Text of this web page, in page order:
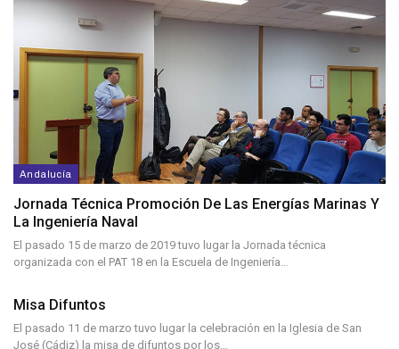
Andalucía
Jornada Técnica Promoción De Las Energías Marinas Y
La Ingeniería Naval
El pasado 15 de marzo de 2019 tuvo lugar la Jornada técnica
organizada con el PAT 18 en la Escuela de Ingeniería…
Misa Difuntos
El pasado 11 de marzo tuvo lugar la celebración en la Iglesia de San
José (Cádiz) la misa de difuntos por los…